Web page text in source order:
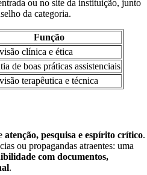
ou no site da instituição, junto
da categoria.
Função
clínica e ética
de boas práticas assistenciais
terapêutica e técnica
atenção, pesquisa e espírito crítico.
ou propagandas atraentes: uma
com documentos,
.